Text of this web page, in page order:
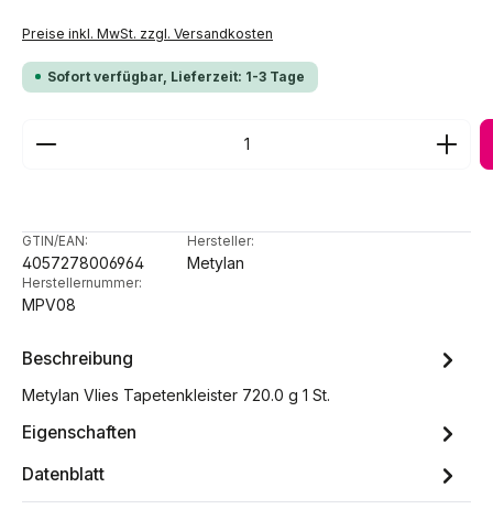
Preise inkl. MwSt. zzgl. Versandkosten
Sofort verfügbar, Lieferzeit: 1-3 Tage
Produkt Anzahl: Gib den gewünschten Wert ein
GTIN/EAN:
4057278006964
Hersteller:
Metylan
Herstellernummer:
MPV08
Beschreibung
Metylan Vlies Tapetenkleister 720.0 g 1 St.
Eigenschaften
Datenblatt